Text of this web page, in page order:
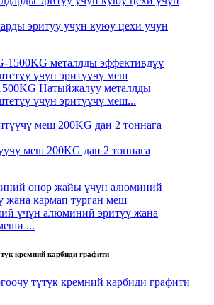
эритуу учун куюу цехи учун
Натыйжалуу металлды
үчүн эритүүчү меш...
меш 200KG дан 2 тоннага
үчүн алюминий эритүү жана
...
кремний карбиди графити